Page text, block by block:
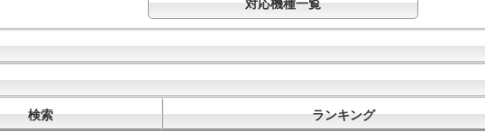
対応機種一覧
検索 ランキング